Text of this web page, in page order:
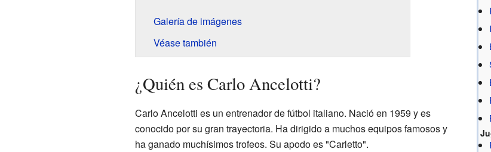
Galería de imágenes
Véase también
¿Quién es Carlo Ancelotti?
Carlo Ancelotti es un entrenador de fútbol italiano. Nació en 1959 y es
conocido por su gran trayectoria. Ha dirigido a muchos equipos famosos y
ha ganado muchísimos trofeos. Su apodo es "Carletto".